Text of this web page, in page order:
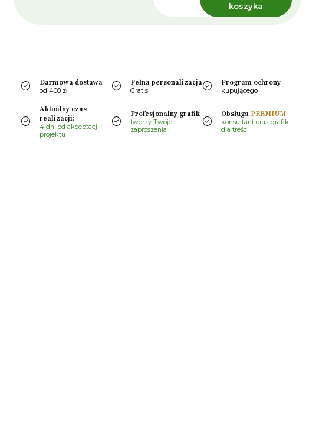
koszyka
Darmowa dostawa
od 400 zł
Pełna personalizacja
Gratis
Program ochrony
kupującego
Aktualny czas
realizacji:
4 dni od akceptacji
projektu
Profesjonalny grafik
tworzy Twoje
zaproszenia
Obsługa PREMIUM
konsultant oraz grafik
dla treści